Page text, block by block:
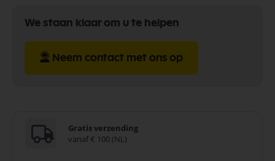
We staan klaar om u te helpen
Neem contact met ons op
Gratis verzending
vanaf € 100 (NL)